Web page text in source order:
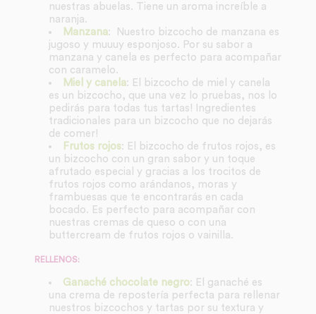
nuestras abuelas. Tiene un aroma increíble a
naranja.
Manzana: Nuestro bizcocho de manzana es
jugoso y muuuy esponjoso. Por su sabor a
manzana y canela es perfecto para acompañar
con caramelo.
Miel y canela: El bizcocho de miel y canela
es un bizcocho, que una vez lo pruebas, nos lo
pedirás para todas tus tartas! Ingredientes
tradicionales para un bizcocho que no dejarás
de comer!
Frutos rojos: El bizcocho de frutos rojos, es
un bizcocho con un gran sabor y un toque
afrutado especial y gracias a los trocitos de
frutos rojos como arándanos, moras y
frambuesas que te encontrarás en cada
bocado. Es perfecto para acompañar con
nuestras cremas de queso o con una
buttercream de frutos rojos o vainilla.
RELLENOS:
Ganaché chocolate negro: El ganaché es
una crema de repostería perfecta para rellenar
nuestros bizcochos y tartas por su textura y